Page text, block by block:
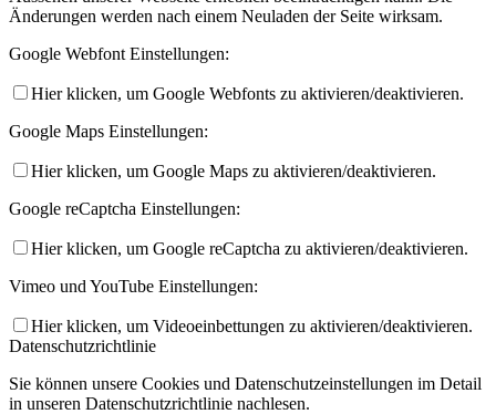
Änderungen werden nach einem Neuladen der Seite wirksam.
Google Webfont Einstellungen:
Hier klicken, um Google Webfonts zu aktivieren/deaktivieren.
Google Maps Einstellungen:
Hier klicken, um Google Maps zu aktivieren/deaktivieren.
Google reCaptcha Einstellungen:
Hier klicken, um Google reCaptcha zu aktivieren/deaktivieren.
Vimeo und YouTube Einstellungen:
Hier klicken, um Videoeinbettungen zu aktivieren/deaktivieren.
Datenschutzrichtlinie
Sie können unsere Cookies und Datenschutzeinstellungen im Detail
in unseren Datenschutzrichtlinie nachlesen.